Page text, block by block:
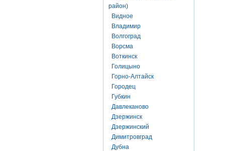
район)
Видное
Владимир
Волгоград
Ворсма
Воткинск
Голицыно
Горно-Алтайск
Городец
Губкин
Давлеканово
Дзержинск
Дзержинский
Димитровград
Дубна